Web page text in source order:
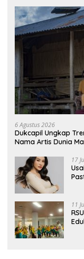
6 Agustus 2026
Dukcapil Ungkap
Nama Artis Dunia
17
11